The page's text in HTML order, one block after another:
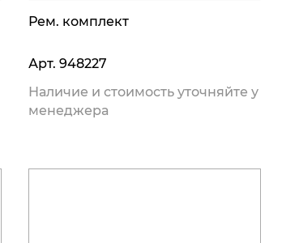
Рем. комплект
Арт. 948227
Наличие и стоимость уточняйте у
менеджера